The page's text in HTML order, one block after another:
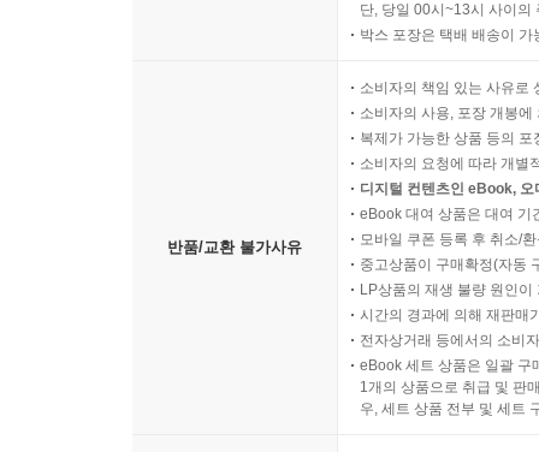
단, 당일 00시~13시 사이의
박스 포장은 택배 배송이
반품/교환 불가사유
소비자의 책임 있는 사유로
소비자의 사용, 포장 개봉
복제가 가능한 상품 등의
소비자의 요청에 따라 개별
디지털 컨텐츠인 eBook,
eBook 대여 상품은 대여 기
모바일 쿠폰 등록 후 취소/
중고상품이 구매확정(자동
LP상품의 재생 불량 원인
시간의 경과에 의해 재판매
전자상거래 등에서의 소비
eBook 세트 상품은 일괄 구
1개의 상품으로 취급 및 판
우, 세트 상품 전부 및 세트